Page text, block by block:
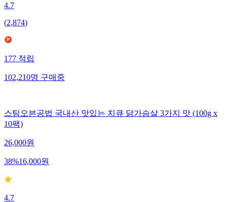
4.7
(2,874)
177적립
102,210명구매중
스팀오븐공법 국내산 맛있는 치큐 닭가슴살 3가지 맛 (100g x
10팩)
26,000원
38%16,000원
4.7